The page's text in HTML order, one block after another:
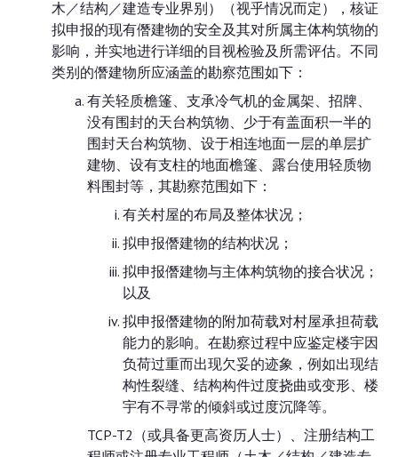
木／结构／建造专业界别）（视乎情况而定），核证
拟申报的现有僭建物的安全及其对所属主体构筑物的
影响，并实地进行详细的目视检验及所需评估。不同
类别的僭建物所应涵盖的勘察范围如下：
有关轻质檐篷、支承冷气机的金属架、招牌、
没有围封的天台构筑物、少于有盖面积一半的
围封天台构筑物、设于相连地面一层的单层扩
建物、设有支柱的地面檐篷、露台使用轻质物
料围封等，其勘察范围如下：
有关村屋的布局及整体状况；
拟申报僭建物的结构状况；
拟申报僭建物与主体构筑物的接合状况；
以及
拟申报僭建物的附加荷载对村屋承担荷载
能力的影响。在勘察过程中应鉴定楼宇因
负荷过重而出现欠妥的迹象，例如出现结
构性裂缝、结构构件过度挠曲或变形、楼
宇有不寻常的倾斜或过度沉降等。
TCP-T2（或具备更高资历人士）、注册结构工